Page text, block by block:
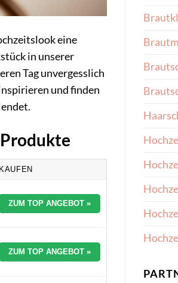
eine
in unserer
Tag unvergesslich
und finden
KAUFEN
ZUM TOP ANGEBOT »
ZUM TOP ANGEBOT »